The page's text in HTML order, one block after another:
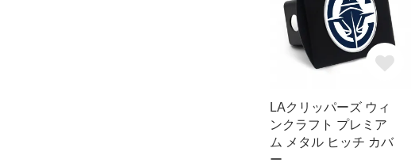
LAクリッパーズ ウィ
ンクラフト プレミア
ム メタル ヒッチ カバ
ー